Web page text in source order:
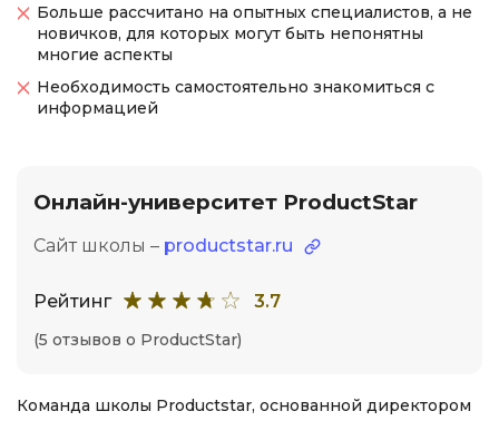
Больше рассчитано на опытных специалистов, а не
новичков, для которых могут быть непонятны
многие аспекты
Необходимость самостоятельно знакомиться с
информацией
Онлайн-университет ProductStar
Сайт школы – productstar.ru
Рейтинг 3.7
(5 отзывов о ProductStar)
Команда школы Productstar, основанной директором